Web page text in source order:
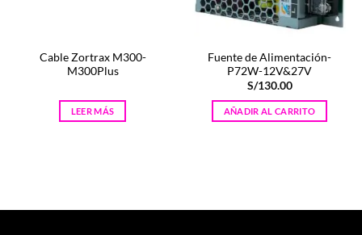
Cable Zortrax M300-
M300Plus
LEER MÁS
Fuente de Alimentación-
P72W-12V&27V
S/130.00
AÑADIR AL CARRITO